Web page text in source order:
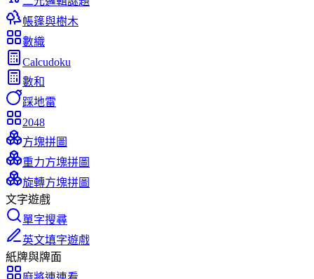
帳篷與樹木
數織
Calcudoku
數和
踩地雷
2048
方塊拼圖
重力方塊拼圖
旋轉方塊拼圖
文字遊戲
單字搜尋
英文填字遊戲
紙牌與牌面